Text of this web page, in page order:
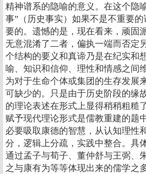
精神谱系的隐喻的意义。在这个隐
事”（历史事实）如果不是不重要
要的。遗憾的是，现在看来，顽固
无意混淆了二者，偏执一端而否定
个结构的要义和真谛乃是在纪实和
喻、知识和信仰、理性和情感之间
为对于生命个体或集团的生存发展
可缺少的。只是由于历史阶段的缘
的理论表述在形式上显得稍稍粗糙
赋予现代理论形式是儒教重建的题
必要吸取康德的智慧，从认知理性
分，逻辑上分疏，实践中整合。具
通过孟子与荀子、董仲舒与王弼、
之与康有为等等体现出来的儒学之